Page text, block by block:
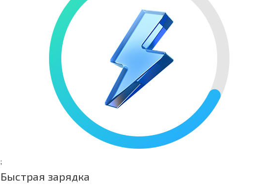
;
Быстрая зарядка